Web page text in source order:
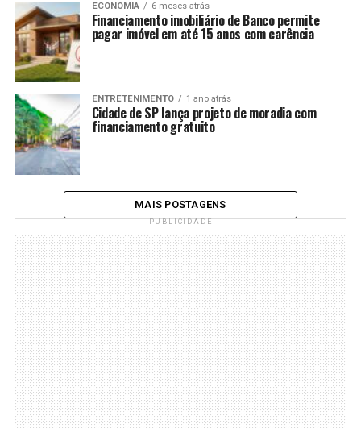
ECONOMIA 6 meses atrás
Financiamento imobiliário de Banco permite
pagar imóvel em até 15 anos com carência
ENTRETENIMENTO 1 ano atrás
Cidade de SP lança projeto de moradia com
financiamento gratuito
MAIS POSTAGENS
PUBLICIDADE